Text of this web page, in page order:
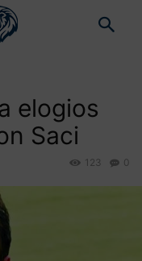
elogios
Saci
0
123